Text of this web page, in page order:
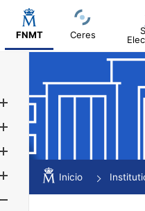
FNMT Ceres
Show/Hide
Inicio